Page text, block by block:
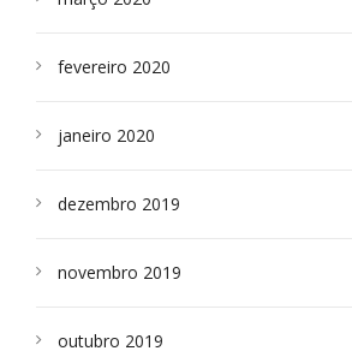
fevereiro 2020
janeiro 2020
dezembro 2019
novembro 2019
outubro 2019